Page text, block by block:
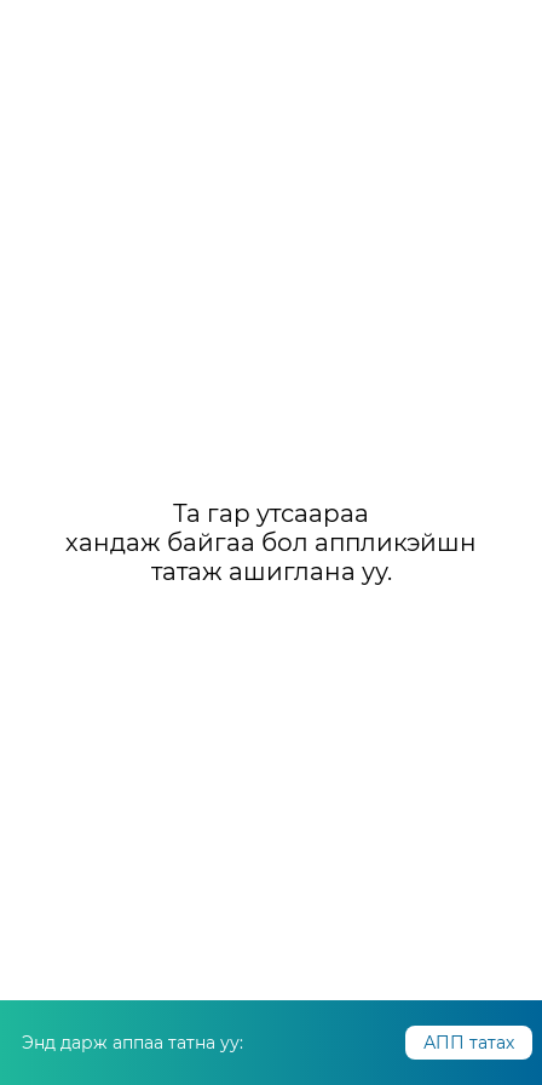
Та гар утсаараа
хандаж байгаа бол аппликэйшн
татаж ашиглана уу.
Энд дарж аппаа татна уу: АПП татах